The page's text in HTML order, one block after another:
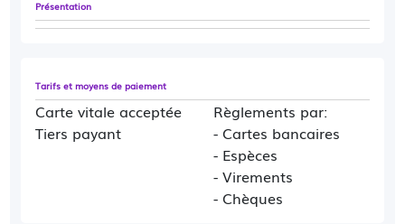
Présentation
Tarifs et moyens de paiement
Carte vitale acceptée
Tiers payant
Règlements par:
- Cartes bancaires
- Espèces
- Virements
- Chèques